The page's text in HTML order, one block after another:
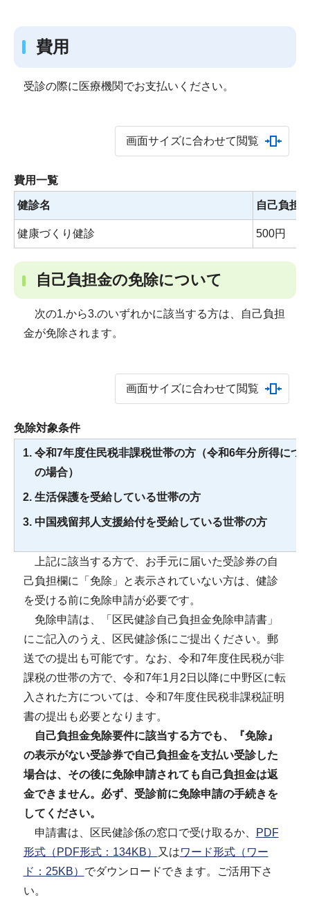
費用
受診の際に医療機関でお支払いください。
画面サイズに合わせて閲覧
費用一覧
健診名 自己負担
健康づくり健診 500円
自己負担金の免除について
次の1.から3.のいずれかに該当する方は、自己負担
金が免除されます。
画面サイズに合わせて閲覧
免除対象条件
令和7年度住民税非課税世帯の方（令和6年分所得につ
の場合）
生活保護を受給している世帯の方
中国残留邦人支援給付を受給している世帯の方
上記に該当する方で、お手元に届いた受診券の自
己負担欄に「免除」と表示されていない方は、健診
を受ける前に免除申請が必要です。
免除申請は、「区民健診自己負担金免除申請書」
にご記入のうえ、区民健診係にご提出ください。郵
送での提出も可能です。なお、令和7年度住民税が非
課税の世帯の方で、令和7年1月2日以降に中野区に転
入された方については、令和7年度住民税非課税証明
書の提出も必要となります。
自己負担金免除要件に該当する方でも、『免除』
の表示がない受診券で自己負担金を支払い受診した
場合は、その後に免除申請されても自己負担金は返
金できません。必ず、受診前に免除申請の手続きを
してください。
申請書は、区民健診係の窓口で受け取るか、
PDF
形式（PDF形式：134KB）
又はワード形式（ワー
ド：25KB） でダウンロードできます。ご活用下さ
い。